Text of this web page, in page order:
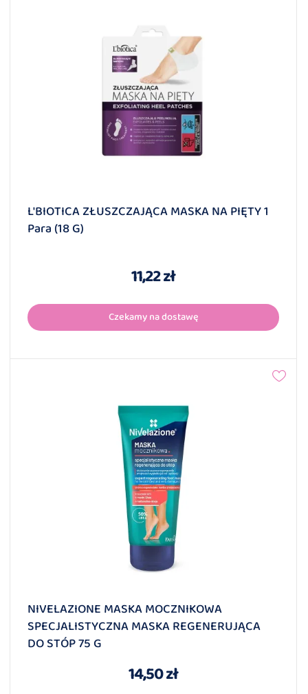
L'BIOTICA ZŁUSZCZAJĄCA MASKA NA PIĘTY 1
Para (18 G)
11,22 zł
Czekamy na dostawę
NIVELAZIONE MASKA MOCZNIKOWA
SPECJALISTYCZNA MASKA REGENERUJĄCA
DO STÓP 75 G
14,50 zł